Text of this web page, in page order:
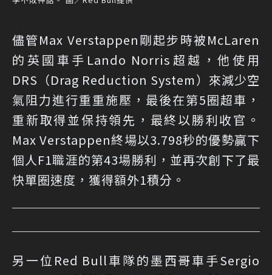
儘管Max Verstappen剛起步時被McLaren
的英國車手Lando Norris超越，他使用
DRS（Drag Reduction System）來減少空
氣阻力進行重重施壓，最後在第5圈超車，
重新取得並保持領先，最終以勝利收官。
Max Verstappen終場以3.798秒的優勢贏下
個人F1職涯的第43場勝利，並再次創下了最
快單圈速度，獲得額外1積分。
另一位Red Bull車隊的墨西哥車手Sergio